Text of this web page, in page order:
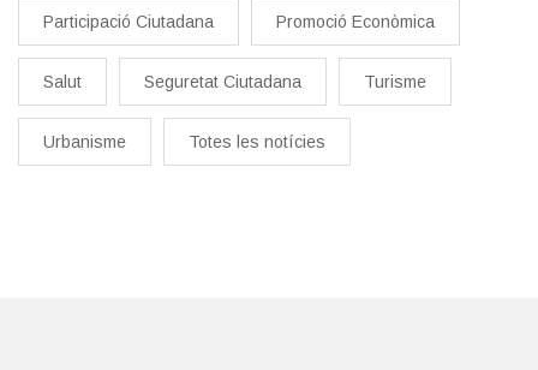
Participació Ciutadana Promoció Econòmica
Salut Seguretat Ciutadana Turisme
Urbanisme Totes les notícies